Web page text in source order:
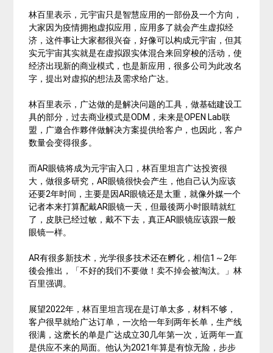
林百里表示，元宇宙只是智慧应用的一部份及一个方向，
大家因为疫情拥抱虚拟应用，应用多了就会产生虚拟经
济，这件事让大家都很兴奋，好像可以构成元宇宙，但其
实元宇宙其实就是在虚拟跟实体混合来回穿梭的活动，使
经济出现新的商业模式，也是新应用，很多公司为此改名
字，提出对虚拟的想法及需求给广达。
林百里表示，广达做的是解决问题的工具，做基础建设工
具的部分，过去商业模式是ODM，未来是OPEN Lab联
盟，广邀合作夥伴做解决方案提供给客户，也因此，客户
数量会变得很多。
而AR眼镜将成为元宇宙入口，林百里坦言广达投资很
大，做很多研究，AR眼镜很快会产生，他自己认为应该
还要2年时间，主要是因AR眼镜还是太重，就像外媒一个
记者本来打算配戴AR眼镜一天，但最後两小时眼睛就红
了，皮肤已经过敏，戴不下去，真正AR眼镜应该跟一般
眼镜一样。
AR有很多新技术，光学很多技术还在孵化，相信1～2年
後会推出，「不好的我们不要做！卖不掉会被淘汰。」林
百里强调。
展望2022年，林百里坦言现在是订单太多，材料不够，
客户很早就给广达订单，一次给一年到两年长单，生产线
很满，这麽长的单是广达成立30几年第一次，近两年一直
是供应不来的局面。他认为2021年算是有惊无险，步步